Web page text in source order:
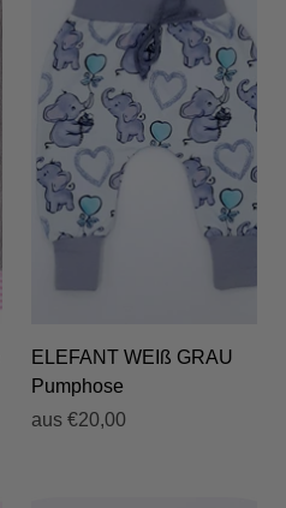
ELEFANT WEIß GRAU
Pumphose
aus €20,00